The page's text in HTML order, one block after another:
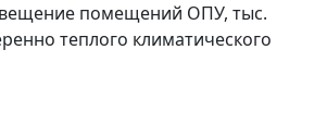
помещений ОПУ, тыс.
теплого климатического